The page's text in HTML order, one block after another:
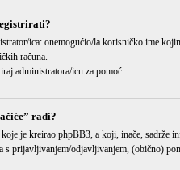
ica: onemogućio/la korisničko ime
računa.
administratora/icu za pomoć.
radi?
je kreirao phpBB3, a koji, inače, sadrže
s prijavljivanjem/odjavljivanjem, (obično)